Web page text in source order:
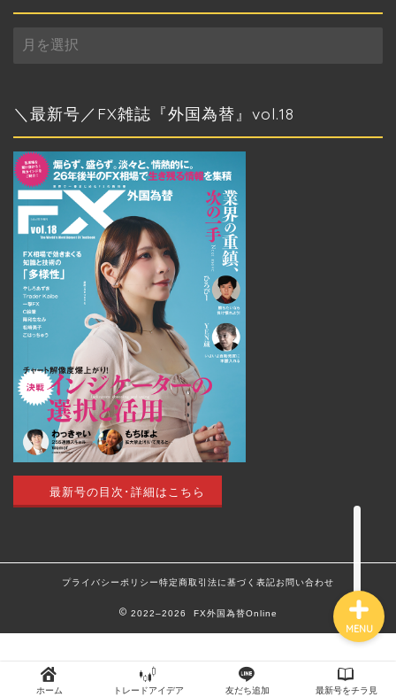
別
カ
＼最新号／FX雑誌『外国為替』vol.18
最新号の目次･詳細はこちら
プライバシーポリシー特定商取引法に基づく表記お問い合わせ
2022–2026 FX外国為替Online
ホーム トレードアイデア 友だち追加 最新号をチラ見
MENU
トップページ
発売のお知らせ
トレードアイデア